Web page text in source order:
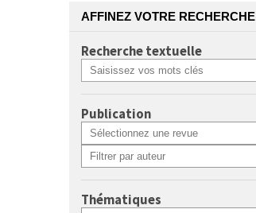
AFFINEZ VOTRE RECHERCHE
Recherche textuelle
Publication
Thématiques